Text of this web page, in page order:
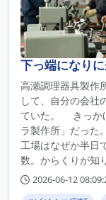
下っ端になり
高瀬調理器具製作
して、自分の会社
ていた。 きっか
ラ製作所」だった
工場はなぜか半日
数。からくりが知
2026-06-12